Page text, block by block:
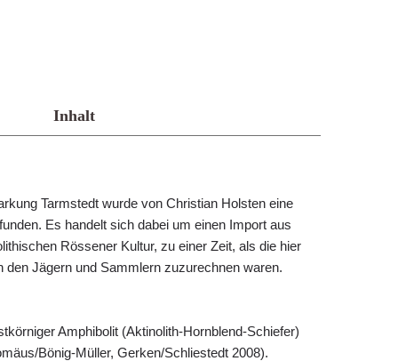
Inhalt
Tarmstedt wurde von Christian Holsten eine
Es handelt sich dabei um einen Import aus
Rössener Kultur, zu einer Zeit, als die hier
Jägern und Sammlern zuzurechnen waren.
Amphibolit (Aktinolith-Hornblend-Schiefer)
Bönig-Müller, Gerken/Schliestedt 2008).